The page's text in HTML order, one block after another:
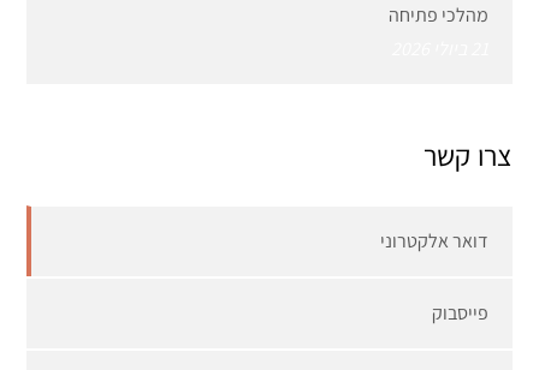
מהלכי פתיחה
צרו קשר
דואר אלקטרוני
פייסבוק